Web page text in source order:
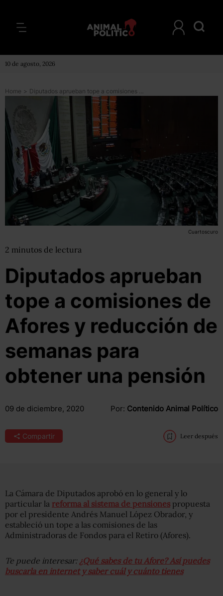
10 de agosto, 2026
Home > Diputados aprueban tope a comisiones de Afores y reducción de semanas para obtener una pensión
Cuartoscuro
2 minutos de lectura
Diputados aprueban
tope a comisiones de
Afores y reducción de
semanas para
obtener una pensión
09 de diciembre, 2020 Por: Contenido Animal Político
Compartir Leer después
La Cámara de Diputados aprobó en lo general y lo
particular la reforma al sistema de pensiones propuesta
por el presidente Andrés Manuel López Obrador, y
estableció un tope a las comisiones de las
Administradoras de Fondos para el Retiro (Afores).
Te puede interesar: ¿Qué sabes de tu Afore? Así puedes
buscarla en internet y saber cuál y cuánto tienes